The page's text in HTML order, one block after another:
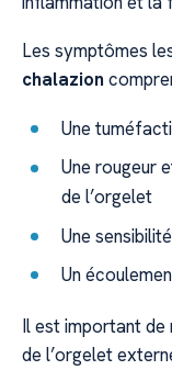
Les symptômes
chalazion
Une
Une rougeur
de l’orgelet
Une
Un
Il est important de
de l’orgelet